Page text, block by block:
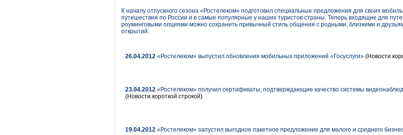
К началу отпускного сезона «Ростелеком» подготовил специальные предложения для своих
путешествия по России и в самые популярные у наших туристов страны. Теперь входящие для
роуминговыми опциями можно сохранить привычный стиль общения с родными, близкими и
открытий.
26.04.2012 «Ростелеком» выпустил обновления мобильных приложений «Госуслуги» (Новости
23.04.2012 «Ростелеком» получил сертификаты, подтверждающие качество системы
(Новости короткой строкой)
19.04.2012 «Ростелеком» запустил выгодное пакетное предложение для малого и среднего